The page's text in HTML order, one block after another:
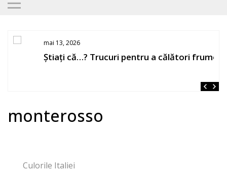
mai 13, 2026
Știați că…? Trucuri pentru a călători frumos
monterosso
Culorile Italiei